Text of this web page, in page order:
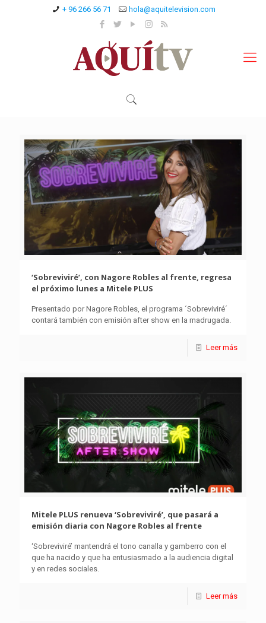
+ 96 266 56 71 hola@aquitelevision.com
‘Sobreviviré’, con Nagore Robles al frente, regresa
el próximo lunes a Mitele PLUS
Presentado por Nagore Robles, el programa ´Sobreviviré´
contará también con emisión after show en la madrugada.
Leer más
Mitele PLUS renueva ‘Sobreviviré’, que pasará a
emisión diaria con Nagore Robles al frente
‘Sobreviviré’ mantendrá el tono canalla y gamberro con el
que ha nacido y que ha entusiasmado a la audiencia digital
y en redes sociales.
Leer más